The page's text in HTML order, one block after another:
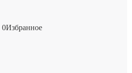
0Избранное